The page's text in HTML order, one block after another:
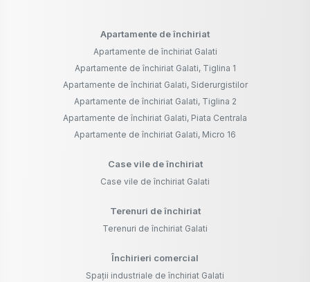
Apartamente de închiriat
Apartamente de închiriat Galati
Apartamente de închiriat Galati, Tiglina 1
Apartamente de închiriat Galati, Siderurgistilor
Apartamente de închiriat Galati, Tiglina 2
Apartamente de închiriat Galati, Piata Centrala
Apartamente de închiriat Galati, Micro 16
Case vile de închiriat
Case vile de închiriat Galati
Terenuri de închiriat
Terenuri de închiriat Galati
Închirieri comercial
Spații industriale de închiriat Galati